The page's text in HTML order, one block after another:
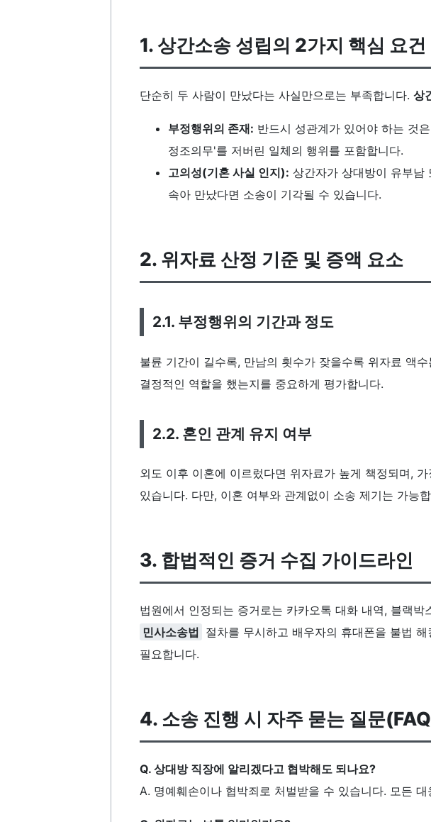
1. 상간소송 성립의 2가지 핵심 요건
단순히 두 사람이 만났다는 사실만으로는 부족합니다. 상
부정행위의 존재: 반드시 성관계가 있어야 하는 것
정조의무'를 저버린 일체의 행위를 포함합니다.
고의성(기혼 사실 인지): 상간자가 상대방이 유부남
속아 만났다면 소송이 기각될 수 있습니다.
2. 위자료 산정 기준 및 증액 요소
2.1. 부정행위의 기간과 정도
불륜 기간이 길수록, 만남의 횟수가 잦을수록 위자료 액
결정적인 역할을 했는지를 중요하게 평가합니다.
2.2. 혼인 관계 유지 여부
외도 이후 이혼에 이르렀다면 위자료가 높게 책정되며,
있습니다. 다만, 이혼 여부와 관계없이 소송 제기는 가능
3. 합법적인 증거 수집 가이드라인
법원에서 인정되는 증거로는 카카오톡 대화 내역, 블랙
민사소송법 절차를 무시하고 배우자의 휴대폰을 불법
필요합니다.
4. 소송 진행 시 자주 묻는 질문
Q. 상대방 직장에 알리겠다고 협박해도 되나요?
A. 명예훼손이나 협박죄로 처벌받을 수 있습니다. 모든